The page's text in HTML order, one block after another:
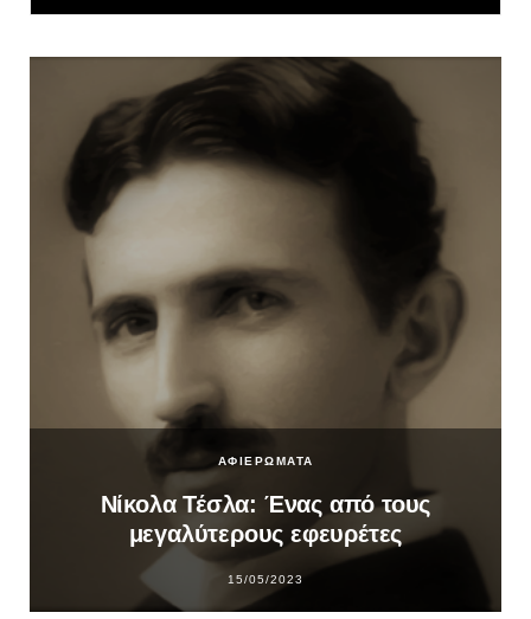
ΑΦΙΕΡΩΜΑΤΑ
Νίκολα Τέσλα: Ένας από τους
μεγαλύτερους εφευρέτες
15/05/2023